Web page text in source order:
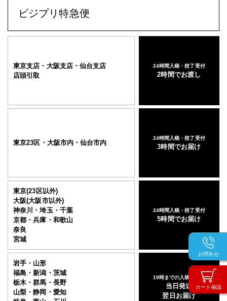
カート確認
お問合せ
ビジプリ特急便
東京支店・大阪支店・仙台支店
店頭引取
24時間入稿・校了受付
2時間でお渡し
東京23区・大阪市内・仙台市内
24時間入稿・校了受付
3時間でお届け
東京(23区以外)
大阪(大阪市以外)
神奈川・埼玉・千葉
京都・兵庫・和歌山
奈良
宮城
24時間入稿・校了受付
5時間でお届け
岩手・山形
福島・新潟・茨城
栃木・群馬・長野
山梨・静岡・愛知
19時までの入稿・校了
当日発送
翌日お届け